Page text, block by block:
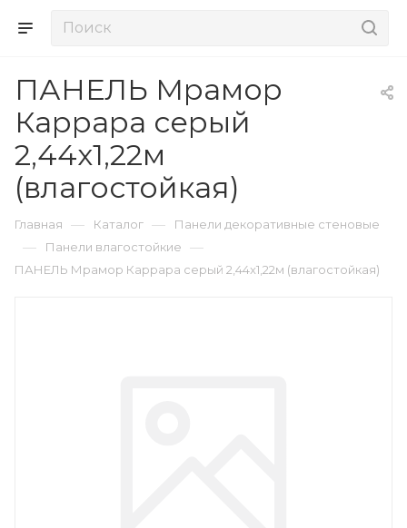
ПАНЕЛЬ Мрамор
Каррара серый
2,44x1,22м
(влагостойкая)
Главная — Каталог — Панели декоративные стеновые
— Панели влагостойкие —
ПАНЕЛЬ Мрамор Каррара серый 2,44x1,22м (влагостойкая)